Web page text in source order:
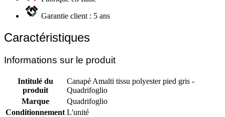
Garantie client : 5 ans
Caractéristiques
Informations sur le produit
Intitulé du
produit
Canapé Amalti tissu polyester pied gris -
Quadrifoglio
Marque
Quadrifoglio
Conditionnement L'unité